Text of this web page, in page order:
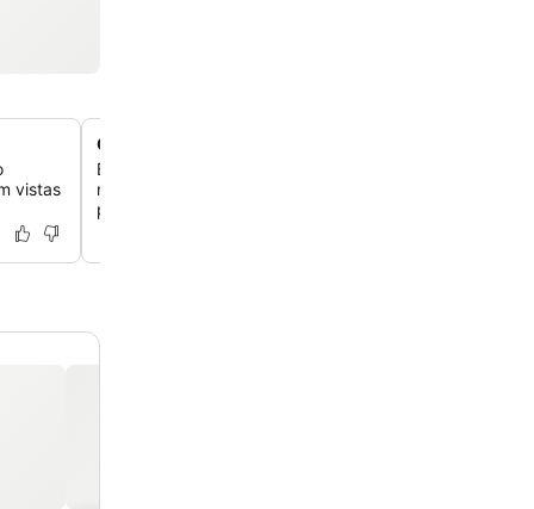
vistas
Conceito de boutique histórica à beira do rio
Experimente um hotel criativo e com gestão
num edifício tradicional, que oferece uma atmosfera
para o viajante solo moderno.